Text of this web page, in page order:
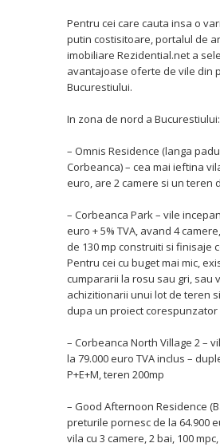
Pentru cei care cauta insa o
putin costisitoare, portalul de
imobiliare Rezidential.net a
avantajoase oferte de vile din
Bucurestiului.
In zona de nord a Bucurestiului:
– Omnis Residence (langa
Corbeanca) – cea mai ieftina
euro, are 2 camere si un teren
– Corbeanca Park – vile
euro + 5% TVA, avand 4
de 130 mp construiti si finisaje
Pentru cei cu buget mai mic,
cumpararii la rosu sau gri, sau
achizitionarii unui lot de teren
dupa un proiect corespunzator
– Corbeanca North Village 2 –
la 79.000 euro TVA inclus –
P+E+M, teren 200mp
– Good Afternoon Residence
preturile pornesc de la 64.900
vila cu 3 camere, 2 bai, 100